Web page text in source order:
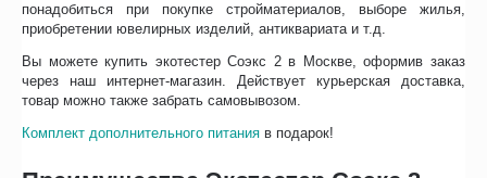
понадобиться при покупке стройматериалов, выборе жилья,
приобретении ювелирных изделий, антиквариата и т.д.
Вы можете купить экотестер Соэкс 2 в Москве, оформив заказ
через наш интернет-магазин. Действует курьерская доставка,
товар можно также забрать самовывозом.
Комплект дополнительного питания в подарок!